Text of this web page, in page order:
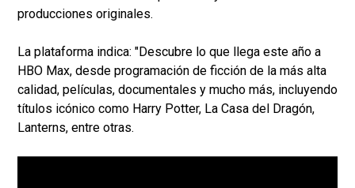
producciones originales.
La plataforma indica: "Descubre lo que llega este año a
HBO Max, desde programación de ficción de la más alta
calidad, películas, documentales y mucho más, incluyendo
títulos icónico como Harry Potter, La Casa del Dragón,
Lanterns, entre otras.